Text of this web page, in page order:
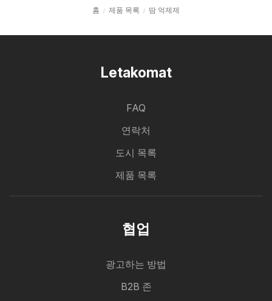
홈 제품 목록 땀 억제제
Letakomat
FAQ
연락처
도시 목록
제품 목록
협업
광고하는 방법
B2B 존